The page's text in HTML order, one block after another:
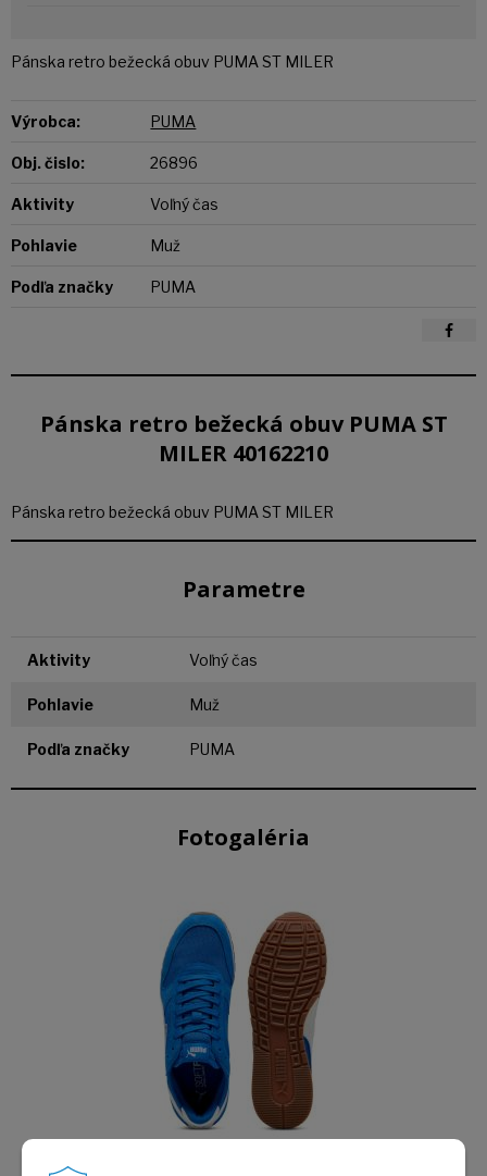
Pánska retro bežecká obuv PUMA ST MILER
Výrobca: PUMA
Obj. čislo: 26896
Aktivity Voľný čas
Pohlavie Muž
Podľa značky PUMA
Pánska retro bežecká obuv PUMA ST
MILER 40162210
Pánska retro bežecká obuv PUMA ST MILER
Parametre
Aktivity Voľný čas
Pohlavie Muž
Podľa značky PUMA
Fotogaléria